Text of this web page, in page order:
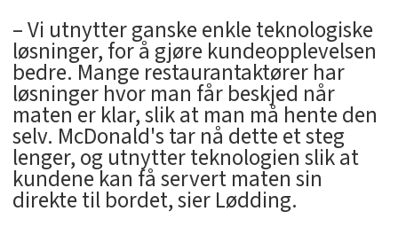
– Vi utnytter ganske enkle teknologiske
løsninger, for å gjøre kundeopplevelsen
bedre. Mange restaurantaktører har
løsninger hvor man får beskjed når
maten er klar, slik at man må hente den
selv. McDonald's tar nå dette et steg
lenger, og utnytter teknologien slik at
kundene kan få servert maten sin
direkte til bordet, sier Lødding.